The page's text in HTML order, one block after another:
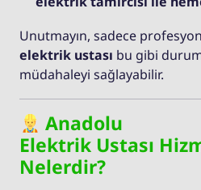
Unutmayın, sadece
elektrik ustası bu gibi
müdahaleyi sağlayabilir.
Anadolu
Elektrik Ustası
Nelerdir?